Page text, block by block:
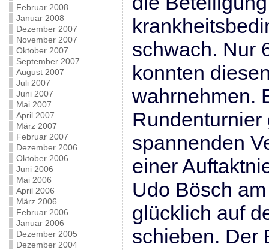
Februar 2008
Januar 2008
Dezember 2007
November 2007
Oktober 2007
September 2007
August 2007
Juli 2007
Juni 2007
Mai 2007
April 2007
März 2007
Februar 2007
Dezember 2006
Oktober 2006
Juni 2006
Mai 2006
April 2006
März 2006
Februar 2006
Januar 2006
Dezember 2005
Dezember 2004
schwach. Nur
konnten
wahrnehmen.
spannenden
einer
Udo Bösch
glücklich auf
schieben. Der